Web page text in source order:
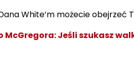
White’m możecie obejrzeć
McGregora: Jeśli szukasz